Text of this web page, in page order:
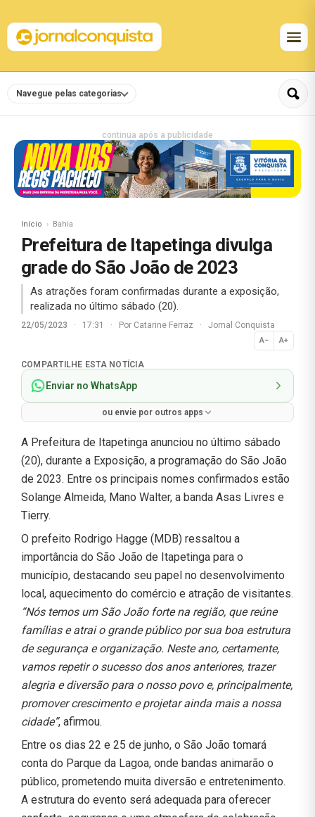
Navegue pelas categorias
continua após a publicidade
Início Bahia
Prefeitura de Itapetinga divulga
grade do São João de 2023
As atrações foram confirmadas durante a exposição,
realizada no último sábado (20).
22/05/2023 · 17:31 · Por Catarine Ferraz · Jornal Conquista
A− A+
Normal
COMPARTILHE ESTA NOTÍCIA
Enviar no WhatsApp
ou envie por outros apps
A Prefeitura de Itapetinga anunciou no último sábado
(20), durante a Exposição, a programação do São João
de 2023. Entre os principais nomes confirmados estão
Solange Almeida, Mano Walter, a banda Asas Livres e
Tierry.
O prefeito Rodrigo Hagge (MDB) ressaltou a
importância do São João de Itapetinga para o
município, destacando seu papel no desenvolvimento
local, aquecimento do comércio e atração de visitantes.
“Nós temos um São João forte na região, que reúne
famílias e atrai o grande público por sua boa estrutura
de segurança e organização. Neste ano, certamente,
vamos repetir o sucesso dos anos anteriores, trazer
alegria e diversão para o nosso povo e, principalmente,
promover crescimento e projetar ainda mais a nossa
cidade”, afirmou.
Entre os dias 22 e 25 de junho, o São João tomará
conta do Parque da Lagoa, onde bandas animarão o
público, prometendo muita diversão e entretenimento.
A estrutura do evento será adequada para oferecer